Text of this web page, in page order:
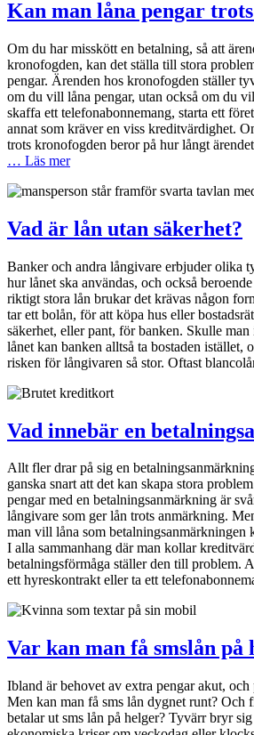
Kan man låna pengar
Om du har misskött en betalning, så att
kronofogden, kan det ställa till stora
pengar. Ärenden hos kronofogden ställer
om du vill låna pengar, utan också om du
skaffa ett telefonabonnemang, starta ett
annat som kräver en viss kreditvärdighet.
trots kronofogden beror på hur långt
… Läs mer
Vad är lån utan säkerhet?
Banker och andra långivare erbjuder olika
hur lånet ska användas, och också
riktigt stora lån brukar det krävas någon
tar ett bolån, för att köpa hus eller
säkerhet, eller pant, för banken. Skulle man
lånet kan banken alltså ta bostaden istället,
risken för långivaren så stor. Oftast
Vad innebär en
Allt fler drar på sig en
ganska snart att det kan skapa stora
pengar med en betalningsanmärkning är
långivare som ger lån trots anmärkning.
man vill låna som betalningsanmärkningen
I alla sammanhang där man kollar
betalningsförmåga ställer den till problem.
ett hyreskontrakt eller ta ett
Var kan man få smslån på
Ibland är behovet av extra pengar akut, och
Men kan man få sms lån dygnet runt? Och
betalar ut sms lån på helger? Tyvärr bryr